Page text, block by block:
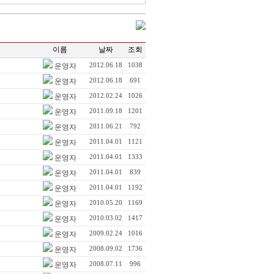
이름 날짜
조회
운영자
2012.06.18 1038
운영자 2012.06.18 691
운영자 2012.02.24 1026
운영자 2011.09.18 1201
운영자 2011.06.21 792
운영자 2011.04.01 1121
운영자 2011.04.01 1333
운영자 2011.04.01 839
운영자 2011.04.01 1192
운영자 2010.05.20 1169
운영자 2010.03.02 1417
운영자 2009.02.24 1016
운영자 2008.09.02 1736
운영자 2008.07.11 996